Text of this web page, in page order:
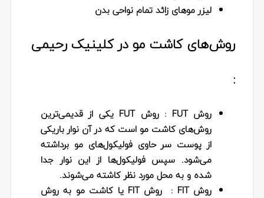
لیزر موهای زائد تمام نواحی بدن
روش‌های کاشت مو در کلینیک رحیمی
:
روش FUT :
روش FUT یکی از قدیمی‌ترین
روش‌های کاشت مو است که در آن نوار باریکی
از پوست سر حاوی فولیکول‌های مو برداشته
می‌شود. سپس فولیکول‌ها از این نوار جدا
شده و به محل مورد نظر کاشته می‌شوند.
روش FIT :
روش FIT یا کاشت مو به روش